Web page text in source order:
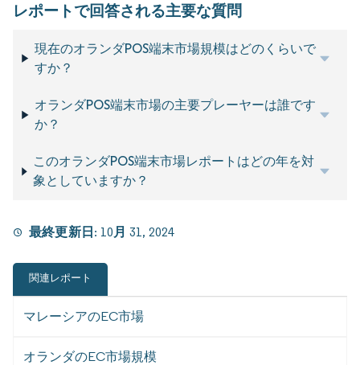
レポートで回答される主要な質問
現在のオランダPOS端末市場規模はどのくらいで
すか？
オランダPOS端末市場の主要プレーヤーは誰です
か？
このオランダPOS端末市場レポートはどの年を対
象としていますか？
最終更新日: 10月 31, 2024
関連レポート
マレーシアのEC市場
オランダのEC市場規模